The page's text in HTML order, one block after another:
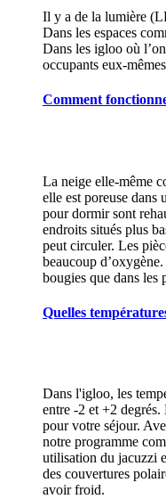
Il y a de la lumière
Dans les espaces
Dans les igloo où
occupants eux-
Comment
La neige elle-même
elle est poreuse dans
pour dormir sont
endroits situés plus
peut circuler. Les
beaucoup
bougies que dans les
Quelles
Dans l'igloo, les
entre -2 et +2
pour votre séjour.
notre programme
utilisation du jacuzzi
des couvertures
avoir froid.